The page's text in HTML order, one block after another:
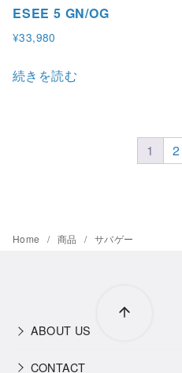
ESEE 5 GN/OG
¥33,980
続きを読む
1 2
Home 商品 サバゲー
ABOUT US
CONTACT